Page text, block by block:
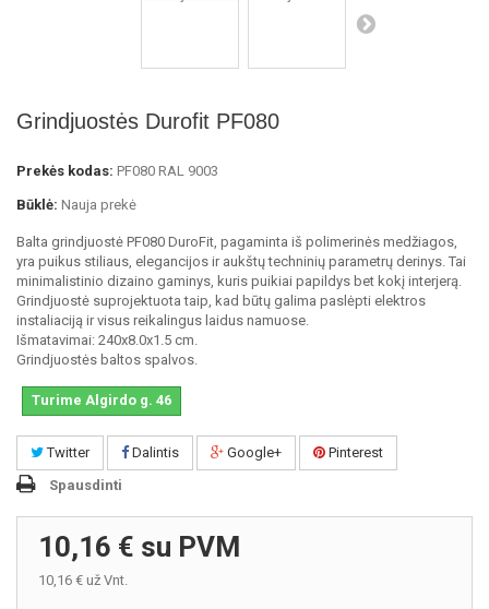
Grindjuostės Durofit PF080
Prekės kodas: PF080 RAL 9003
Būklė: Nauja prekė
Balta grindjuostė PF080 DuroFit, pagaminta iš polimerinės medžiagos,
yra puikus stiliaus, elegancijos ir aukštų techninių parametrų derinys. Tai
minimalistinio dizaino gaminys, kuris puikiai papildys bet kokį interjerą.
Grindjuostė suprojektuota taip, kad būtų galima paslėpti elektros
instaliaciją ir visus reikalingus laidus namuose.
Išmatavimai: 240x8.0x1.5 cm.
Grindjuostės baltos spalvos.
Turime Algirdo g. 46
Twitter Dalintis Google+
Pinterest
Spausdinti
10,16 € su PVM
10,16 € už Vnt.